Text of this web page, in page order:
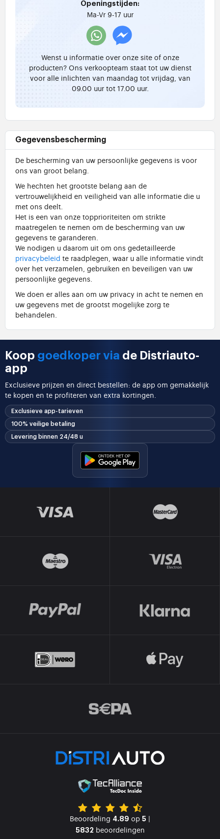
Openingstijden:
Ma-Vr 9-17 uur
Wenst u informatie over onze site of onze
producten? Ons verkoopteam staat tot uw dienst
voor alle inlichten van maandag tot vrijdag, van
09.00 uur tot 17.00 uur.
Gegevensbescherming
De bescherming van uw persoonlijke gegevens is voor
ons van groot belang.
We hechten het grootste belang aan de
vertrouwelijkheid en veiligheid van alle informatie die u
met ons deelt.
Het is een van onze topprioriteiten om strikte
maatregelen te nemen om de bescherming van uw
gegevens te garanderen.
We nodigen u daarom uit om ons gedetailleerde
privacybeleid te raadplegen, waar u alle informatie vindt
over het verzamelen, gebruiken en beveiligen van uw
persoonlijke gegevens.
We doen er alles aan om uw privacy in acht te nemen en
uw gegevens met de grootst mogelijke zorg te
behandelen.
Koop goedkoper via de Distriauto-
app
Exclusieve prijzen en direct bestellen: de app om gemakkelijk
te kopen en te profiteren van extra kortingen.
Exclusieve app-tarieven
100% veilige betaling
Levering binnen 24/48 u
Beoordeling 4.89 op 5 |
5832 beoordelingen